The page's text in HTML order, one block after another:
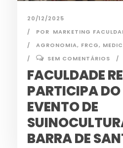
20/12/2025
POR MARKETING
AGRONOMIA, FRCG,
SEM COMENTÁRIOS
FACULDADE
PARTICIPA
EVENTO DE
BARRA DE